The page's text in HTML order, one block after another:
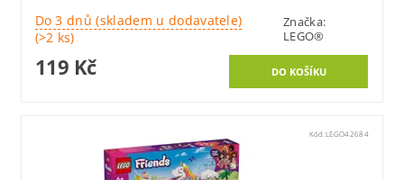
Do 3 dnů (skladem u dodavatele)
(>2 ks)
Značka:
LEGO®
119 Kč
Kód:LEGO42684